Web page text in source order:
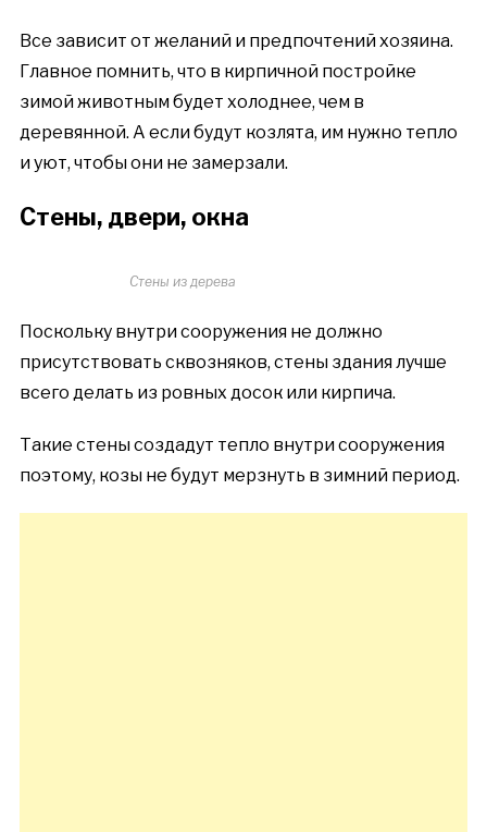
Все зависит от желаний и предпочтений хозяина.
Главное помнить, что в кирпичной постройке
зимой животным будет холоднее, чем в
деревянной. А если будут козлята, им нужно тепло
и уют, чтобы они не замерзали.
Стены, двери, окна
Стены из дерева
Поскольку внутри сооружения не должно
присутствовать сквозняков, стены здания лучше
всего делать из ровных досок или кирпича.
Такие стены создадут тепло внутри сооружения
поэтому, козы не будут мерзнуть в зимний период.